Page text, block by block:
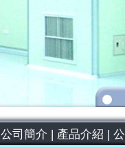
公司簡介 | 產品介紹 |